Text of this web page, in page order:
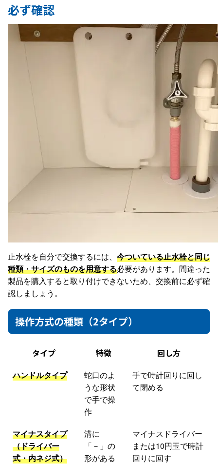
必ず確認
止水栓を自分で交換するには、 今ついている止水栓と同じ
種類・サイズのものを用意する必要があります。間違った
製品を購入すると取り付けできないため、交換前に必ず確
認しましょう。
操作方式の種類（2タイプ）
タイプ 特徴 回し方
ハンドルタイプ
蛇口のよ
うな形状
で手で操
作
手で時計回りに回し
て閉める
マイナスタイプ
（ドライバー
式・内ネジ式）
溝に
「－」の
形がある
マイナスドライバー
または10円玉で時計
回りに回す